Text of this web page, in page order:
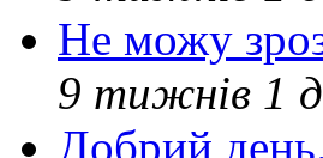
Не можу
9 тижнів 1
Добрий